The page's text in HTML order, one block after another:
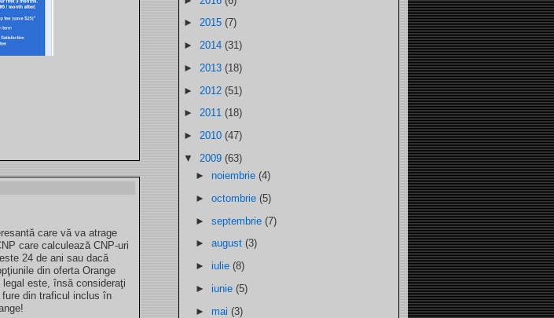
care vă va atrage
care calculează CNP-uri
24 de ani sau dacă
din oferta Orange
este, însă consideraţi
din traficul inclus în
► 2015 (7)
► 2014 (31)
► 2013 (18)
► 2012 (51)
► 2011 (18)
► 2010 (47)
▼ 2009 (63)
►noiembrie(4)
►octombrie(5)
►septembrie(7)
►august(3)
►iulie(8)
►iunie(5)
►mai(3)